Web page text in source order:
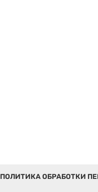
ПОЛИТИКА ОБРАБОТКИ